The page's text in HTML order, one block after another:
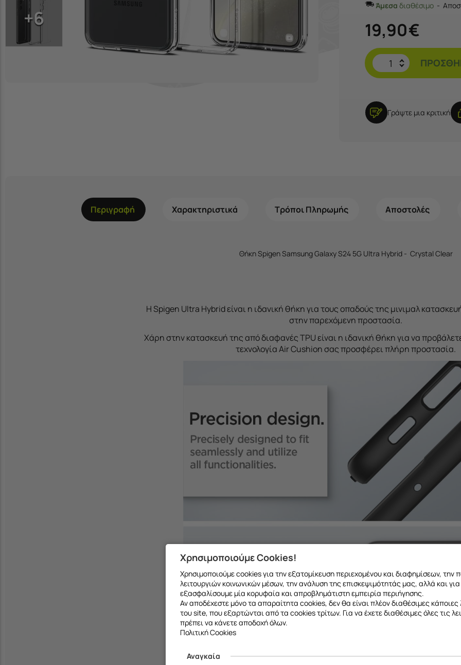
+6
Άμεσα διαθέσιμο
19,90€
Γράψτε μια κριτική
Περιγραφή Χαρακτηριστικά Τρόποι Πληρωμής Αποστολές
Θήκη Spigen Samsung Galaxy S24 5G Ultra Hybrid - Crystal Clear
Η Spigen Ultra Hybrid είναι η ιδανική θήκη για τους οπαδούς της μινιμαλ
στην παρεχόμενη προστασία.
Χάρη στην κατασκευή της από διαφανές TPU είναι η ιδανική θήκη για να
τεχνολογία Air Cushion σας προσφέρει πλήρη προστασία.
Χρησιμοποιούμε Cookies!
Χρησιμοποιούμε cookies για την εξατομίκευση περιεχομένου και διαφημίσεων, την
λειτουργιών κοινωνικών μέσων, την ανάλυση της επισκεψιμότητάς μας, αλλά και
εξασφαλίσουμε μία κορυφαία και απροβλημάτιστη εμπειρία περιήγησης.
Αν αποδέχεστε μόνο τα απαραίτητα cookies, δεν θα είναι πλέον διαθέσιμες κάποιες
του site, που εξαρτώνται από τα cookies τρίτων. Για να έχετε διαθέσιμες όλες τις
πρέπει να κάνετε αποδοχή όλων.
Πολιτική Cookies
Αναγκαία